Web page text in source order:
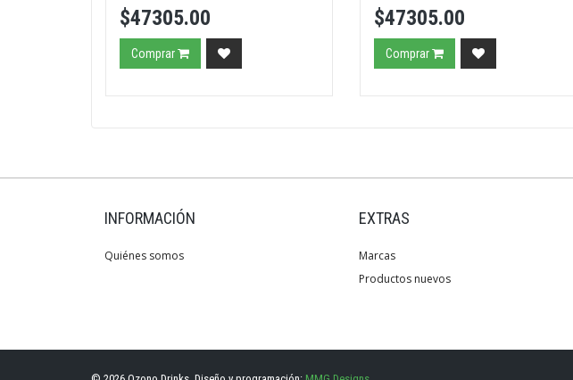
$47305.00
Comprar
$47305.00
Comprar
INFORMACIÓN
Quiénes somos
EXTRAS
Marcas
Productos nuevos